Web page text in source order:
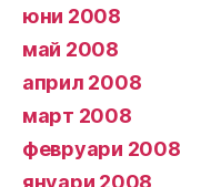
юни 2008
май 2008
април 2008
март 2008
февруари 2008
януари 2008